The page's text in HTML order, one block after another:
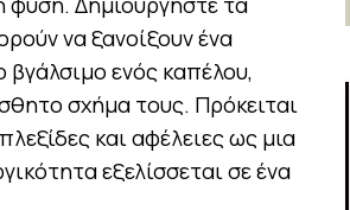
να ξανοίξουν ένα
ενός καπέλου,
σχήμα τους. Πρόκειται
και αφέλειες ως μια
εξελίσσεται σε ένα